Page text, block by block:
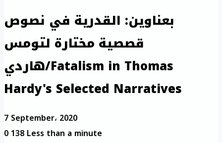
بعناوين: القدرية في نصوص
قصصية مختارة لتومس
هاردي/Fatalism in Thomas
Hardy's Selected Narratives
7 September، 2020
0138Less than a minute